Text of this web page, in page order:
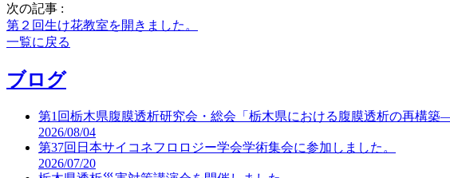
次の記事 :
第２回生け花教室を開きました。
一覧に戻る
ブログ
第1回栃木県腹膜透析研究会・総会「栃木県における腹膜透析の再構
2026/08/04
第37回日本サイコネフロロジー学会学術集会に参加しました。
2026/07/20